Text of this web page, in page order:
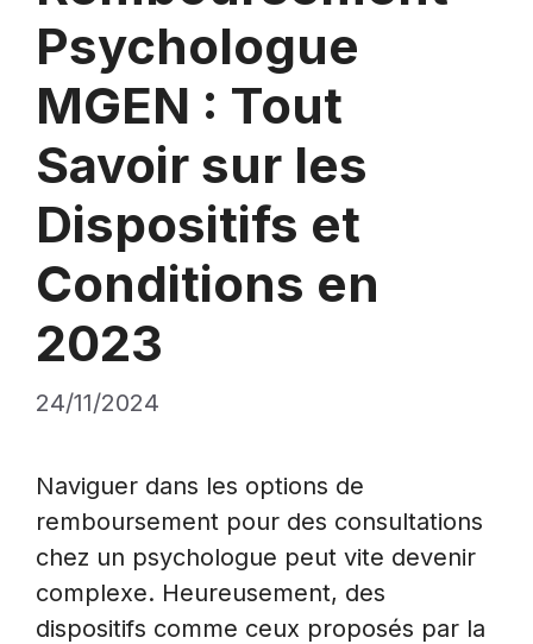
Psychologue
MGEN : Tout
Savoir sur les
Dispositifs et
Conditions en
2023
24/11/2024
Naviguer dans les options de
remboursement pour des consultations
chez un psychologue peut vite devenir
complexe. Heureusement, des
dispositifs comme ceux proposés par la